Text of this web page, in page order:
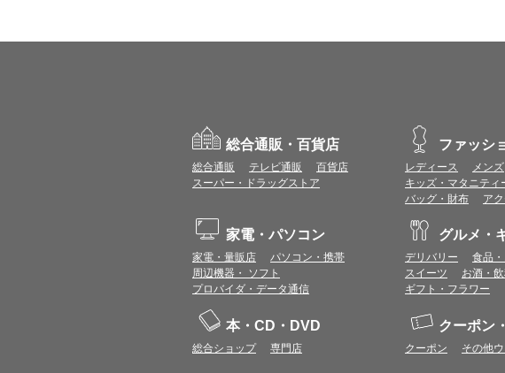
総合通販・百貨店
総合通販 テレビ通販
百貨店
スーパー・ドラッグストア
ファッシ
レディース
メンズ
キッズ・マタニティ
バッグ・財布
ア
家電・パソコン
家電・量販店
パソコン・携帯
周辺機器・ ソフト
プロバイダ・データ通信
グルメ・
デリバリー
食品
スイーツ
お酒・
ギフト・フラワー
本・CD・DVD
総合ショップ 専門店
クーポン
クーポン その他